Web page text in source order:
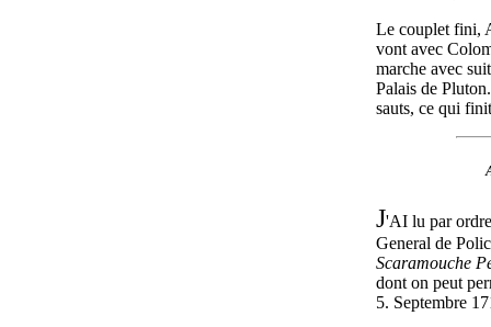
Le couplet fini,
vont avec
marche avec
Palais de
sauts, ce qui
J'AI lu par
General de
Scaramouche
dont on peut
5. Septembre